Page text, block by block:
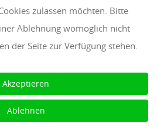
zulassen möchten. Bitte
Ablehnung womöglich nicht
der Seite zur Verfügung stehen.
Akzeptieren
Ablehnen